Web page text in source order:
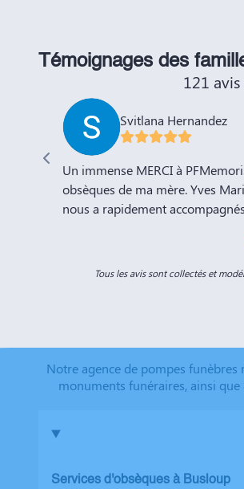
Témoignages des
121
Svitlana Hernandez
Un immense MERCI à
obsèques de ma mère. Yves
nous a rapidement
l'organisation de la cérémonie
prospérité et succès et la
connaissances. Dans ces
Tous les avis sont collectés et
Notre agence de pompes
monuments funéraires, ainsi
Services d'obsèques à Busloup